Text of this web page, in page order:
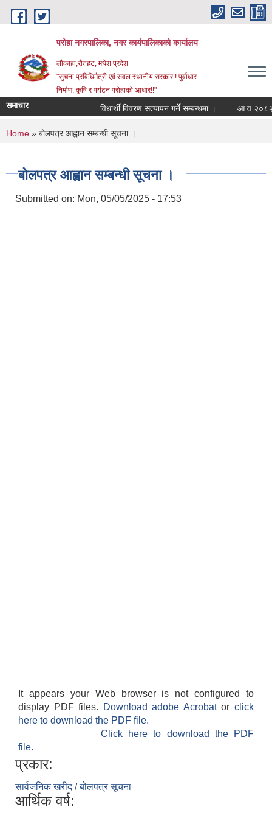
Skip to main content
परोहा नगरपालिका, नगर कार्यपालिकाको कार्यालय
लौकाहा,रौतहट, मधेश प्रदेश
"सुचना प्रविधिमैत्री एवं सवल स्थानीय सरकार ! पुर्वाधार
निर्माण, कृषि र पर्यटन परोहाको आधार!!"
समाचार विधार्थी विवरण सत्यापन गर्ने सम्बन्धमा । आ.व.२०८२/
You are here
Home » बोलपत्र आह्वान सम्बन्धी सूचना ।
बोलपत्र आह्वान सम्बन्धी सूचना ।
Submitted on: Mon, 05/05/2025 - 17:53
It appears your Web browser is not configured to
display PDF files.
Download adobe Acrobatorclick
here to download the PDF file.
Click here to download the PDF
file.
प्रकार:
सार्वजनिक खरीद / बोलपत्र सूचना
आर्थिक वर्ष: